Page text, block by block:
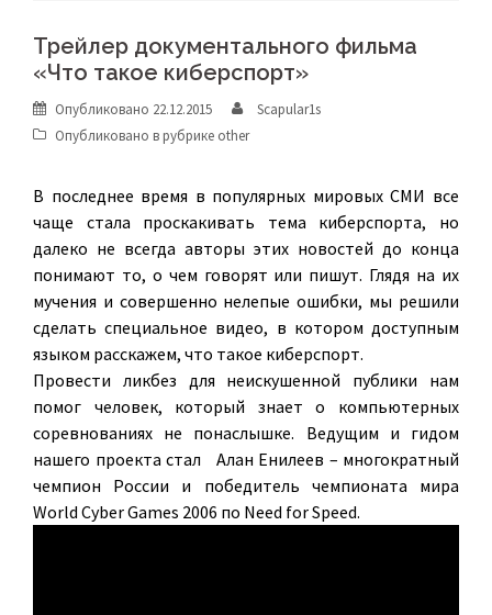
Трейлер документального фильма
«Что такое киберспорт»
Опубликовано 22.12.2015
Scapular1s
Опубликовано в рубрике other
В последнее время в популярных мировых СМИ все
чаще стала проскакивать тема киберспорта, но
далеко не всегда авторы этих новостей до конца
понимают то, о чем говорят или пишут. Глядя на их
мучения и совершенно нелепые ошибки, мы решили
сделать специальное видео, в котором доступным
языком расскажем, что такое киберспорт.
Провести ликбез для неискушенной публики нам
помог человек, который знает о компьютерных
соревнованиях не понаслышке. Ведущим и гидом
нашего проекта стал
Алан Енилеев – многократный
чемпион России и победитель чемпионата мира
World Cyber Games 2006 по Need for Speed.